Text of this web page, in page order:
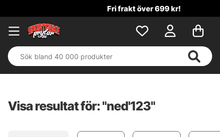
Fri frakt över 699 kr!
Visa resultat för: "ned'123"